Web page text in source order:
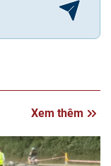
Xem thêm